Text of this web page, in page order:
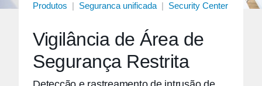
Produtos | Seguranca unificada | Security Center
Vigilância de Área de
Segurança Restrita